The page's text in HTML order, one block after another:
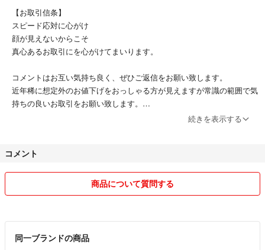
【お取引信条】
スピード応対に心がけ
顔が見えないからこそ
真心あるお取引にを心がけてまいります。
コメントはお互い気持ち良く、ぜひご返信をお願い致します。
近年稀に想定外のお値下げをおっしゃる方が見えますが常識の範囲で気
持ちの良いお取引をお願い致します。
う、
使用品の出品は、
個人的にゴルフデビューを応援し、
続きを表示する
コメント
商品について質問する
同一ブランドの商品